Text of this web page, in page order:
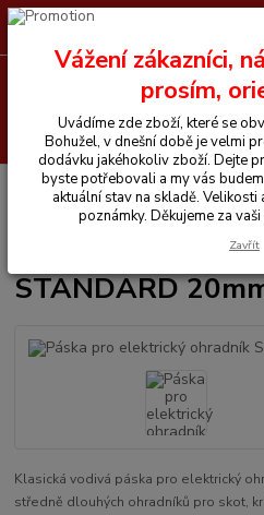
+420 605 255 500
Úvod Ohradníky
Páska pro
Páska pro
STANDARD
Klasická vodivá páska pro elektrický
středně dlouhých ohradníků pro skot,
Vážení zákazníci,
prosím,
Uvádíme zde zboží, které se
Bohužel, v dnešní době je velmi
dodávku jakéhokoliv zboží. Dejte
byste potřebovali a my vás
aktuální stav na skladě.
poznámky. Děkujeme za
Zavřít